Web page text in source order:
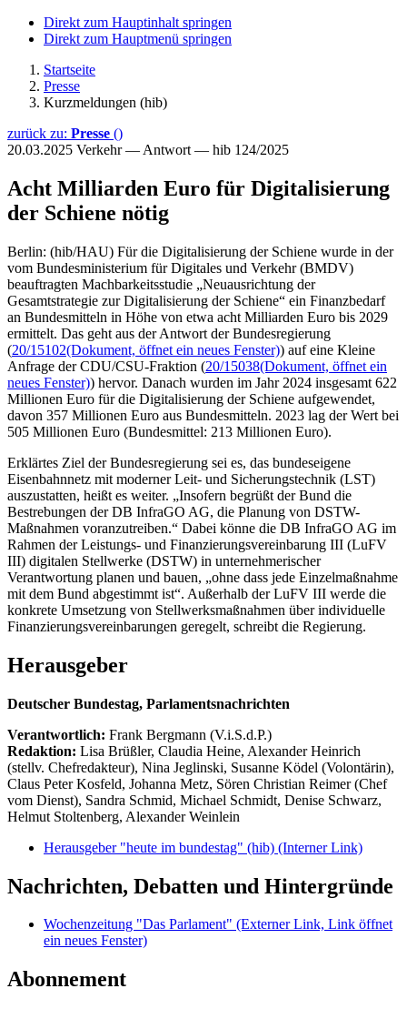
Direkt zum Hauptinhalt springen
Direkt zum Hauptmenü springen
Startseite
Presse
Kurzmeldungen (hib)
zurück zu: Presse ()
20.03.2025 Verkehr — Antwort — hib 124/2025
Acht Milliarden Euro für Digitalisierung
der Schiene nötig
Berlin: (hib/HAU) Für die Digitalisierung der Schiene wurde in der
vom Bundesministerium für Digitales und Verkehr (BMDV)
beauftragten Machbarkeitsstudie „Neuausrichtung der
Gesamtstrategie zur Digitalisierung der Schiene“ ein Finanzbedarf
an Bundesmitteln in Höhe von etwa acht Milliarden Euro bis 2029
ermittelt. Das geht aus der Antwort der Bundesregierung
(20/15102(Dokument, öffnet ein neues Fenster)) auf eine Kleine
Anfrage der CDU/CSU-Fraktion (20/15038(Dokument, öffnet ein
neues Fenster)) hervor. Danach wurden im Jahr 2024 insgesamt 622
Millionen Euro für die Digitalisierung der Schiene aufgewendet,
davon 357 Millionen Euro aus Bundesmitteln. 2023 lag der Wert bei
505 Millionen Euro (Bundesmittel: 213 Millionen Euro).
Erklärtes Ziel der Bundesregierung sei es, das bundeseigene
Eisenbahnnetz mit moderner Leit- und Sicherungstechnik (LST)
auszustatten, heißt es weiter. „Insofern begrüßt der Bund die
Bestrebungen der DB InfraGO AG, die Planung von DSTW-
Maßnahmen voranzutreiben.“ Dabei könne die DB InfraGO AG im
Rahmen der Leistungs- und Finanzierungsvereinbarung III (LuFV
III) digitalen Stellwerke (DSTW) in unternehmerischer
Verantwortung planen und bauen, „ohne dass jede Einzelmaßnahme
mit dem Bund abgestimmt ist“. Außerhalb der LuFV III werde die
konkrete Umsetzung von Stellwerksmaßnahmen über individuelle
Finanzierungsvereinbarungen geregelt, schreibt die Regierung.
Herausgeber
Deutscher Bundestag, Parlamentsnachrichten
Verantwortlich: Frank Bergmann (V.i.S.d.P.)
Redaktion: Lisa Brüßler, Claudia Heine, Alexander Heinrich
(stellv. Chefredakteur), Nina Jeglinski, Susanne Ködel (Volontärin),
Claus Peter Kosfeld, Johanna Metz, Sören Christian Reimer (Chef
vom Dienst), Sandra Schmid, Michael Schmidt, Denise Schwarz,
Helmut Stoltenberg, Alexander Weinlein
Herausgeber "heute im bundestag" (hib) (Interner Link)
Nachrichten, Debatten und Hintergründe
Wochenzeitung "Das Parlament" (Externer Link, Link öffnet
ein neues Fenster)
Abonnement